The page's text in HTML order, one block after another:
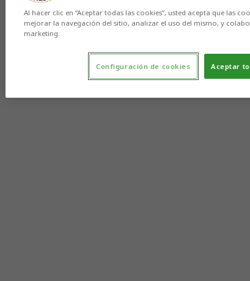
Al hacer clic en “Aceptar todas las cookies”, usted acepta que las
mejorar la navegación del sitio, analizar el uso del mismo, y
marketing.
Aceptar
Configuración de cookies